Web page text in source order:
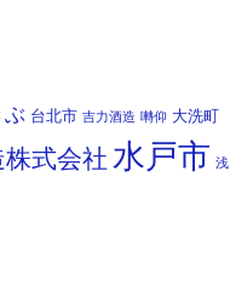
台北市 吉力酒造 囀仰 大洗町
式会社 水戸市 浅